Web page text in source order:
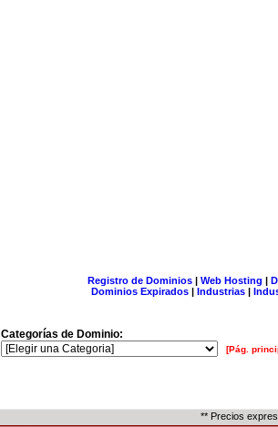
Registro de Dominios| Web Hosting |
Dominios Expirados | Industrias |
Categorías de Dominio:
[Pág.
** Precios